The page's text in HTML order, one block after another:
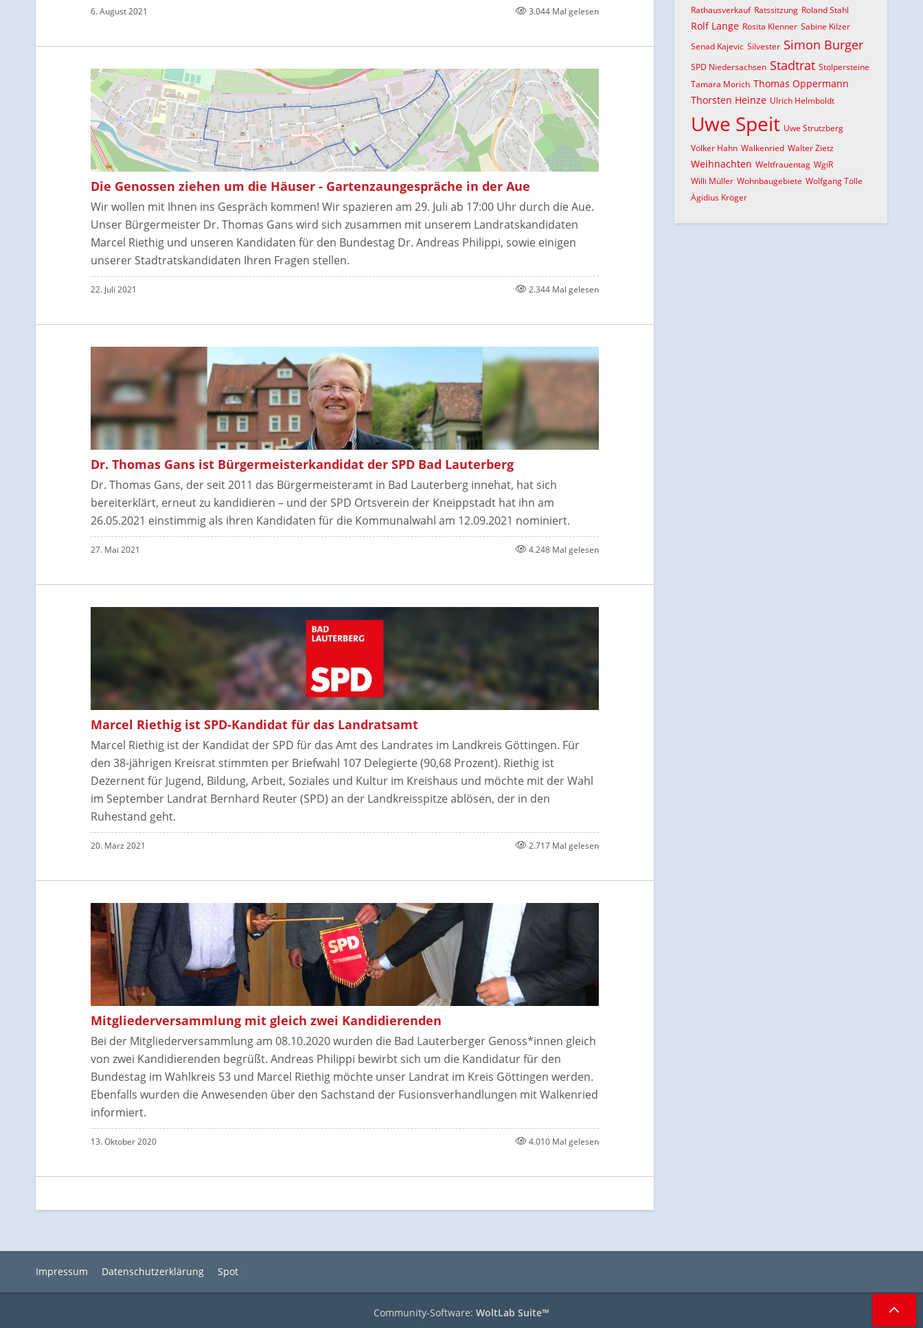
6. August 2021 3.044 Mal gelesen
Die Genossen ziehen um die Häuser - Gartenzaungespräche in der Aue
Wir wollen mit Ihnen ins Gespräch kommen! Wir spazieren am 29. Juli ab 17:00 Uhr durch die Aue.
Unser Bürgermeister Dr. Thomas Gans wird sich zusammen mit unserem Landratskandidaten
Marcel Riethig und unseren Kandidaten für den Bundestag Dr. Andreas Philippi, sowie einigen
unserer Stadtratskandidaten Ihren Fragen stellen.
22. Juli 2021 2.344 Mal gelesen
Dr. Thomas Gans ist Bürgermeisterkandidat der SPD Bad Lauterberg
Dr. Thomas Gans, der seit 2011 das Bürgermeisteramt in Bad Lauterberg innehat, hat sich
bereiterklärt, erneut zu kandidieren – und der SPD Ortsverein der Kneippstadt hat ihn am
26.05.2021 einstimmig als ihren Kandidaten für die Kommunalwahl am 12.09.2021 nominiert.
27. Mai 2021 4.248 Mal gelesen
Marcel Riethig ist SPD-Kandidat für das Landratsamt
Marcel Riethig ist der Kandidat der SPD für das Amt des Landrates im Landkreis Göttingen. Für
den 38-jährigen Kreisrat stimmten per Briefwahl 107 Delegierte (90,68 Prozent). Riethig ist
Dezernent für Jugend, Bildung, Arbeit, Soziales und Kultur im Kreishaus und möchte mit der Wahl
im September Landrat Bernhard Reuter (SPD) an der Landkreisspitze ablösen, der in den
Ruhestand geht.
20. März 2021 2.717 Mal gelesen
Mitgliederversammlung mit gleich zwei Kandidierenden
Bei der Mitgliederversammlung am 08.10.2020 wurden die Bad Lauterberger Genoss*innen gleich
von zwei Kandidierenden begrüßt. Andreas Philippi bewirbt sich um die Kandidatur für den
Bundestag im Wahlkreis 53 und Marcel Riethig möchte unser Landrat im Kreis Göttingen werden.
Ebenfalls wurden die Anwesenden über den Sachstand der Fusionsverhandlungen mit Walkenried
informiert.
13. Oktober 2020 4.010 Mal gelesen
Rathausverkauf Ratssitzung Roland Stahl
Rolf Lange Rosita Klenner Sabine Kilzer
Senad Kajevic Silvester Simon Burger
SPD Niedersachsen Stadtrat Stolpersteine
Tamara Morich Thomas Oppermann
Thorsten Heinze Ulrich Helmboldt
Uwe Speit Uwe Strutzberg
Volker Hahn Walkenried Walter Zietz
Weihnachten Weltfrauentag WgiR
Willi Müller Wohnbaugebiete Wolfgang Tölle
Ägidius Kröger
Impressum Datenschutzerklärung Spot
Community-Software: WoltLab Suite™